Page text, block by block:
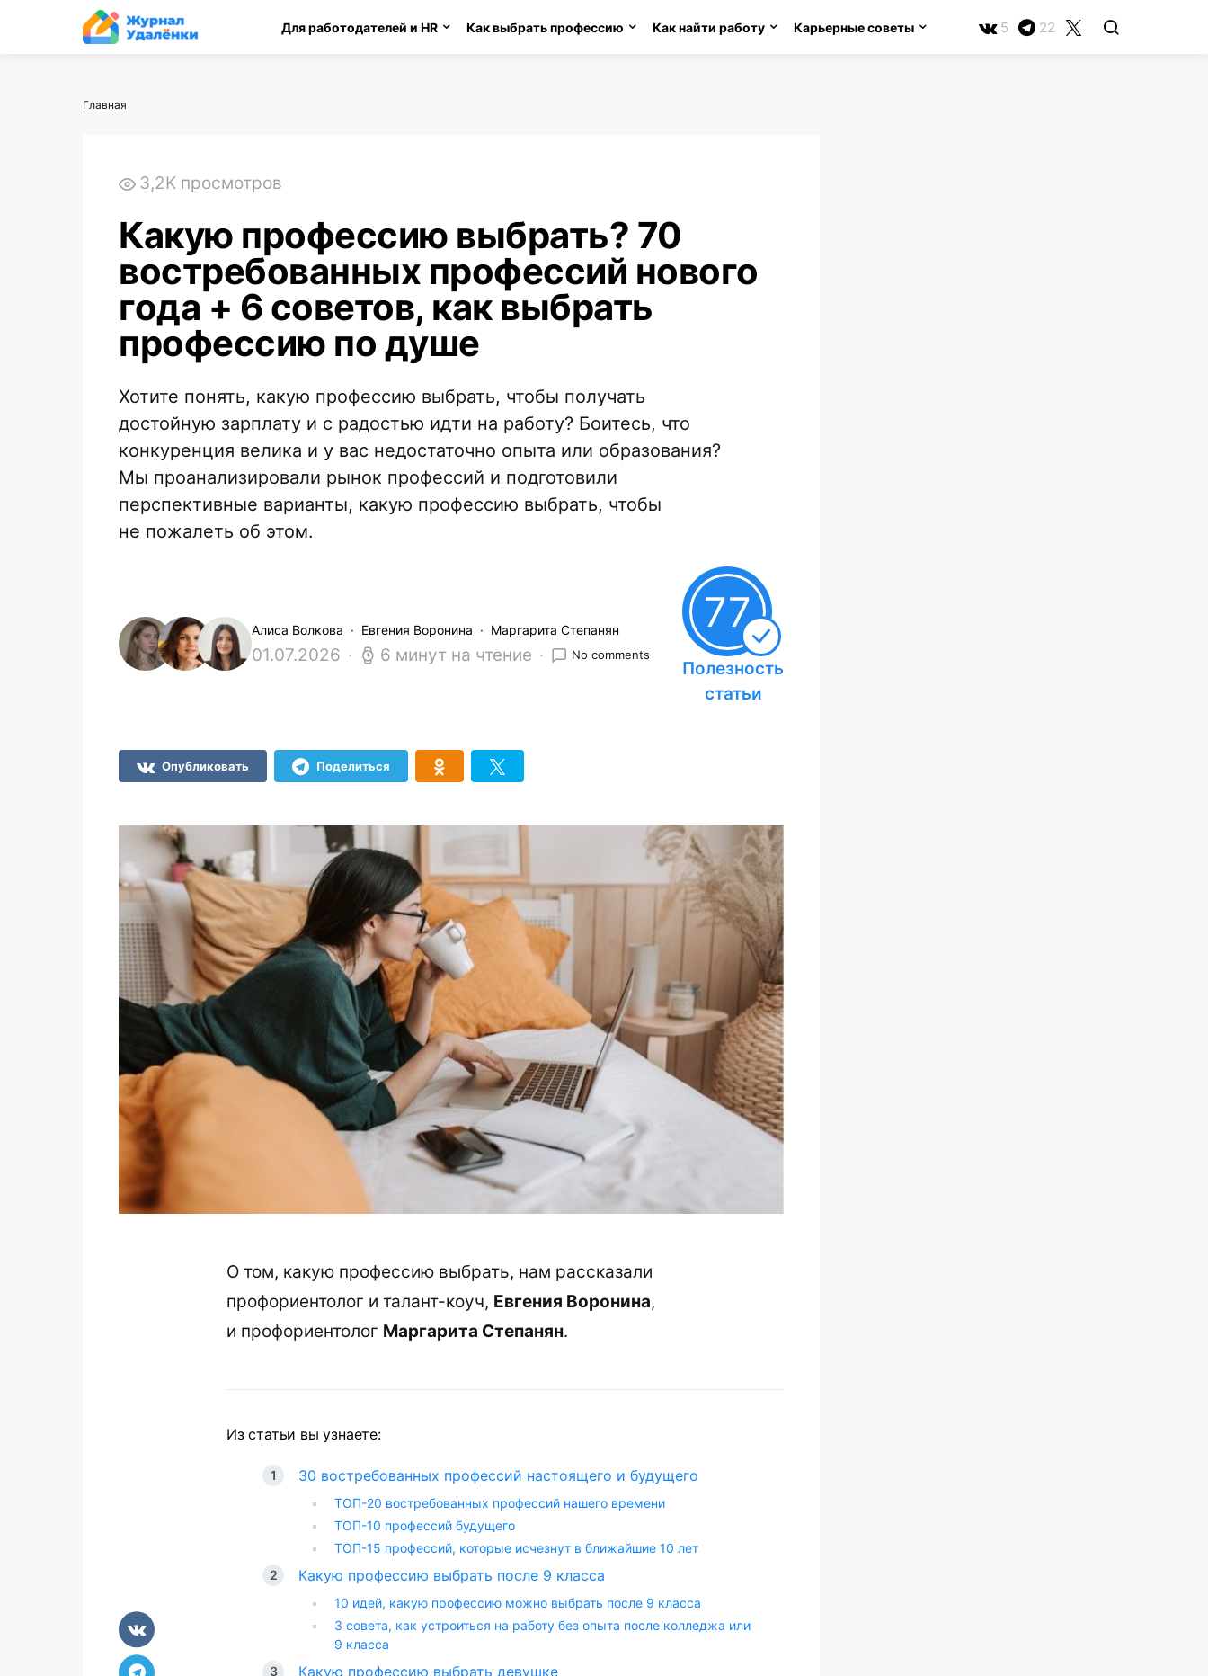
Для работодателей и HR Как выбрать профессию Как найти работу Карьерные советы 5 22
Главная
3,2K просмотров
Какую профессию выбрать? 70
востребованных профессий нового
года + 6 советов, как выбрать
профессию по душе
Хотите понять, какую профессию выбрать, чтобы получать
достойную зарплату и с радостью идти на работу? Боитесь, что
конкуренция велика и у вас недостаточно опыта или образования?
Мы проанализировали рынок профессий и подготовили
перспективные варианты, какую профессию выбрать, чтобы
не пожалеть об этом.
Алиса Волкова Евгения Воронина Маргарита Степанян
01.07.2026 6 минут на чтение No comments
77
Полезность
статьи
Опубликовать Поделиться
О том, какую профессию выбрать, нам рассказали
профориентолог и талант-коуч, Евгения Воронина,
и профориентолог Маргарита Степанян.
Из статьи вы узнаете:
30 востребованных профессий настоящего и будущего
ТОП-20 востребованных профессий нашего времени
ТОП-10 профессий будущего
ТОП-15 профессий, которые исчезнут в ближайшие 10 лет
Какую профессию выбрать после 9 класса
10 идей, какую профессию можно выбрать после 9 класса
3 совета, как устроиться на работу без опыта после колледжа или
9 класса
Какую профессию выбрать девушке